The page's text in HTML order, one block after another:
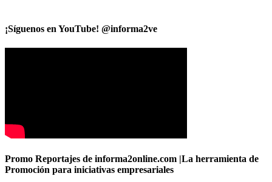
¡Síguenos en YouTube! @informa2ve
Promo Reportajes de informa2online.com |La herramienta de
Promoción para iniciativas empresariales